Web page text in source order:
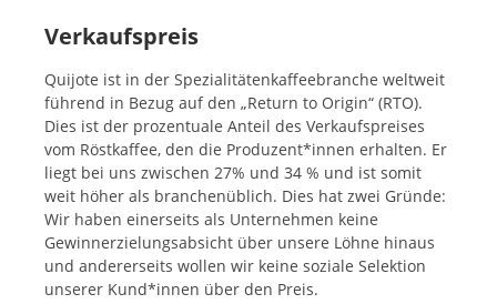
Verkaufspreis
Quijote ist in der Spezialitätenkaffeebranche weltweit
führend in Bezug auf den „Return to Origin“ (RTO).
Dies ist der prozentuale Anteil des Verkaufspreises
vom Röstkaffee, den die Produzent*innen erhalten. Er
liegt bei uns zwischen 27% und 34 % und ist somit
weit höher als branchenüblich. Dies hat zwei Gründe:
Wir haben einerseits als Unternehmen keine
Gewinnerzielungsabsicht über unsere Löhne hinaus
und andererseits wollen wir keine soziale Selektion
unserer Kund*innen über den Preis.